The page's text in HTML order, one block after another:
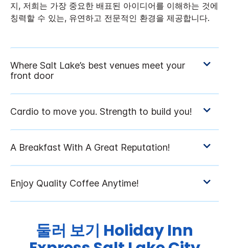
지, 저희는 가장 중요한 배표된 아이디어를 이해하는 것에
칭력할 수 있는, 유연하고 전문적인 환경을 제공합니다.
둘러 보기 Holiday Inn